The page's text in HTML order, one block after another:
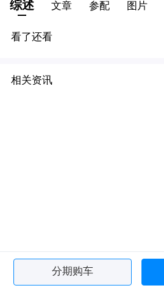
综述 文章 参配 图片
看了还看
相关资讯
分期购车